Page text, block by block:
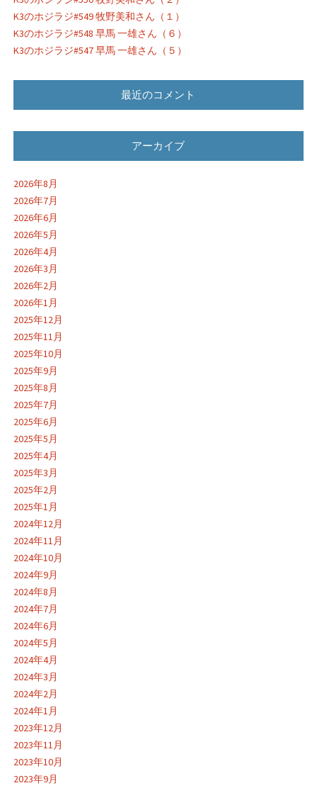
K3のホジラジ#549 牧野美和さん（１）
K3のホジラジ#548 早馬 一雄さん（６）
K3のホジラジ#547 早馬 一雄さん（５）
最近のコメント
アーカイブ
2026年8月
2026年7月
2026年6月
2026年5月
2026年4月
2026年3月
2026年2月
2026年1月
2025年12月
2025年11月
2025年10月
2025年9月
2025年8月
2025年7月
2025年6月
2025年5月
2025年4月
2025年3月
2025年2月
2025年1月
2024年12月
2024年11月
2024年10月
2024年9月
2024年8月
2024年7月
2024年6月
2024年5月
2024年4月
2024年3月
2024年2月
2024年1月
2023年12月
2023年11月
2023年10月
2023年9月